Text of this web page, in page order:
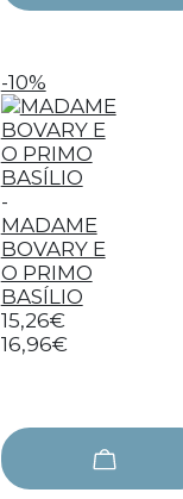
-10%
-
MADAME
BOVARY E
O PRIMO
BASÍLIO
15,26€
16,96€